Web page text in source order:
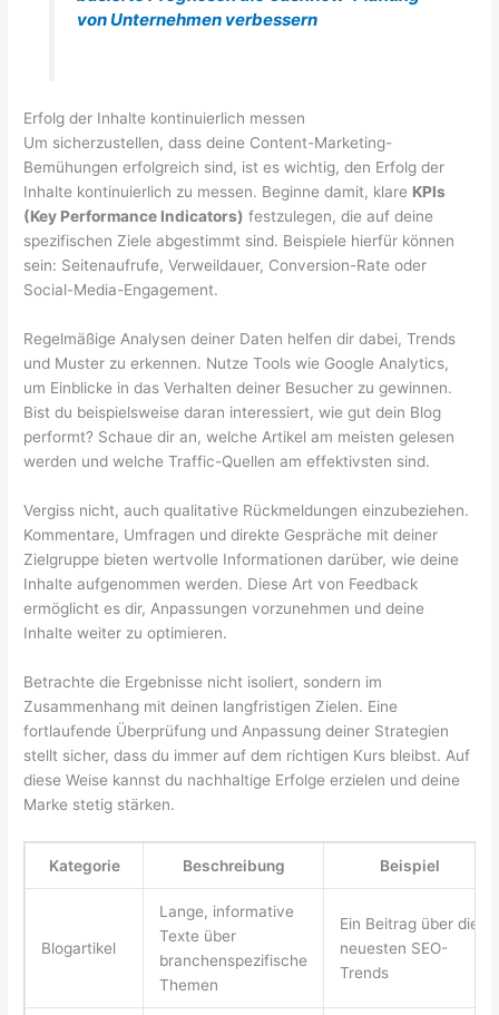
von Unternehmen verbessern
Erfolg der Inhalte kontinuierlich messen
Um sicherzustellen, dass deine Content-Marketing-
Bemühungen erfolgreich sind, ist es wichtig, den Erfolg der
Inhalte kontinuierlich zu messen. Beginne damit, klare KPIs
(Key Performance Indicators) festzulegen, die auf deine
spezifischen Ziele abgestimmt sind. Beispiele hierfür können
sein: Seitenaufrufe, Verweildauer, Conversion-Rate oder
Social-Media-Engagement.
Regelmäßige Analysen deiner Daten helfen dir dabei, Trends
und Muster zu erkennen. Nutze Tools wie Google Analytics,
um Einblicke in das Verhalten deiner Besucher zu gewinnen.
Bist du beispielsweise daran interessiert, wie gut dein Blog
performt? Schaue dir an, welche Artikel am meisten gelesen
werden und welche Traffic-Quellen am effektivsten sind.
Vergiss nicht, auch qualitative Rückmeldungen einzubeziehen.
Kommentare, Umfragen und direkte Gespräche mit deiner
Zielgruppe bieten wertvolle Informationen darüber, wie deine
Inhalte aufgenommen werden. Diese Art von Feedback
ermöglicht es dir, Anpassungen vorzunehmen und deine
Inhalte weiter zu optimieren.
Betrachte die Ergebnisse nicht isoliert, sondern im
Zusammenhang mit deinen langfristigen Zielen. Eine
fortlaufende Überprüfung und Anpassung deiner Strategien
stellt sicher, dass du immer auf dem richtigen Kurs bleibst. Auf
diese Weise kannst du nachhaltige Erfolge erzielen und deine
Marke stetig stärken.
Kategorie Beschreibung Beispiel
Blogartikel
Lange, informative
Texte über
branchenspezifische
Themen
Ein Beitrag über die
neuesten SEO-
Trends